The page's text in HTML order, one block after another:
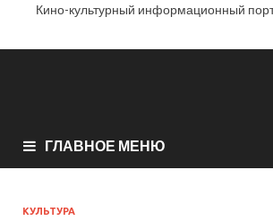
Кино-культурный информационный
ГЛАВНОЕ МЕНЮ
КУЛЬТУРА